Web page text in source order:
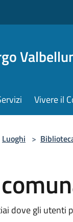
Vivere il
Luoghi >
dove gli utenti